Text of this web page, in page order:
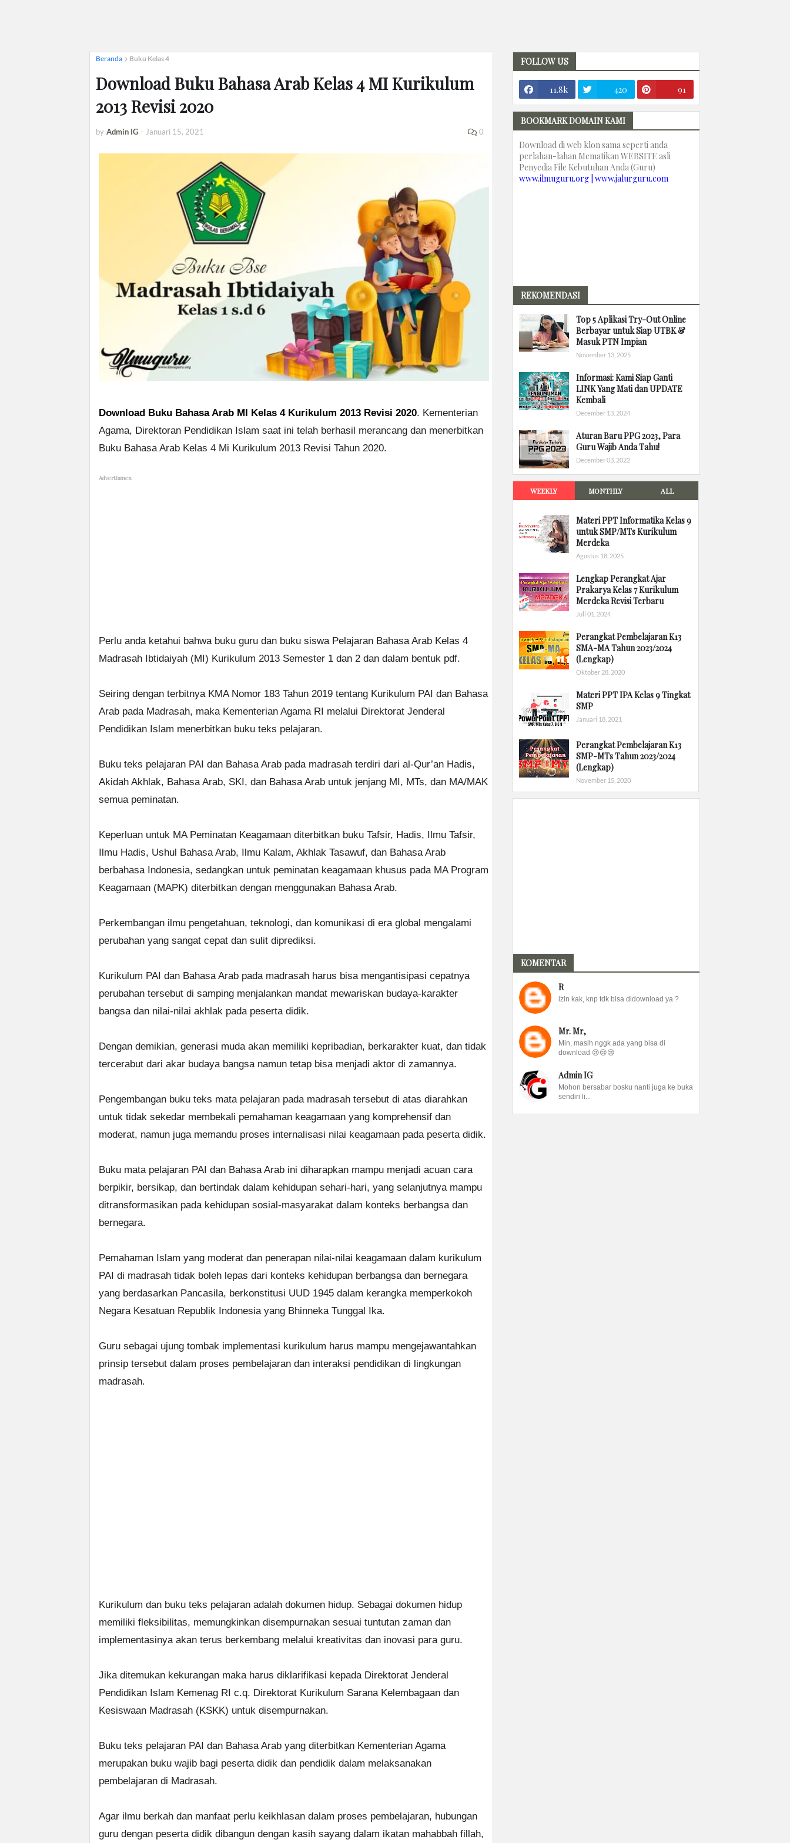
Beranda Buku Kelas 4
Download Buku Bahasa Arab Kelas 4 MI Kurikulum
2013 Revisi 2020
by Admin IG - Januari 15, 2021 0
Download Buku Bahasa Arab MI Kelas 4 Kurikulum 2013 Revisi 2020. Kementerian
Agama, Direktoran Pendidikan Islam saat ini telah berhasil merancang dan menerbitkan
Buku Bahasa Arab Kelas 4 Mi Kurikulum 2013 Revisi Tahun 2020.
Advertismen
Perlu anda ketahui bahwa buku guru dan buku siswa Pelajaran Bahasa Arab Kelas 4
Madrasah Ibtidaiyah (MI) Kurikulum 2013 Semester 1 dan 2 dan dalam bentuk pdf.
Seiring dengan terbitnya KMA Nomor 183 Tahun 2019 tentang Kurikulum PAI dan Bahasa
Arab pada Madrasah, maka Kementerian Agama RI melalui Direktorat Jenderal
Pendidikan Islam menerbitkan buku teks pelajaran.
Buku teks pelajaran PAI dan Bahasa Arab pada madrasah terdiri dari al-Qur’an Hadis,
Akidah Akhlak, Bahasa Arab, SKI, dan Bahasa Arab untuk jenjang MI, MTs, dan MA/MAK
semua peminatan.
Keperluan untuk MA Peminatan Keagamaan diterbitkan buku Tafsir, Hadis, Ilmu Tafsir,
Ilmu Hadis, Ushul Bahasa Arab, Ilmu Kalam, Akhlak Tasawuf, dan Bahasa Arab
berbahasa Indonesia, sedangkan untuk peminatan keagamaan khusus pada MA Program
Keagamaan (MAPK) diterbitkan dengan menggunakan Bahasa Arab.
Perkembangan ilmu pengetahuan, teknologi, dan komunikasi di era global mengalami
perubahan yang sangat cepat dan sulit diprediksi.
Kurikulum PAI dan Bahasa Arab pada madrasah harus bisa mengantisipasi cepatnya
perubahan tersebut di samping menjalankan mandat mewariskan budaya-karakter
bangsa dan nilai-nilai akhlak pada peserta didik.
Dengan demikian, generasi muda akan memiliki kepribadian, berkarakter kuat, dan tidak
tercerabut dari akar budaya bangsa namun tetap bisa menjadi aktor di zamannya.
Pengembangan buku teks mata pelajaran pada madrasah tersebut di atas diarahkan
untuk tidak sekedar membekali pemahaman keagamaan yang komprehensif dan
moderat, namun juga memandu proses internalisasi nilai keagamaan pada peserta didik.
Buku mata pelajaran PAI dan Bahasa Arab ini diharapkan mampu menjadi acuan cara
berpikir, bersikap, dan bertindak dalam kehidupan sehari-hari, yang selanjutnya mampu
ditransformasikan pada kehidupan sosial-masyarakat dalam konteks berbangsa dan
bernegara.
Pemahaman Islam yang moderat dan penerapan nilai-nilai keagamaan dalam kurikulum
PAI di madrasah tidak boleh lepas dari konteks kehidupan berbangsa dan bernegara
yang berdasarkan Pancasila, berkonstitusi UUD 1945 dalam kerangka memperkokoh
Negara Kesatuan Republik Indonesia yang Bhinneka Tunggal Ika.
Guru sebagai ujung tombak implementasi kurikulum harus mampu mengejawantahkan
prinsip tersebut dalam proses pembelajaran dan interaksi pendidikan di lingkungan
madrasah.
Kurikulum dan buku teks pelajaran adalah dokumen hidup. Sebagai dokumen hidup
memiliki fleksibilitas, memungkinkan disempurnakan sesuai tuntutan zaman dan
implementasinya akan terus berkembang melalui kreativitas dan inovasi para guru.
Jika ditemukan kekurangan maka harus diklarifikasi kepada Direktorat Jenderal
Pendidikan Islam Kemenag RI c.q. Direktorat Kurikulum Sarana Kelembagaan dan
Kesiswaan Madrasah (KSKK) untuk disempurnakan.
Buku teks pelajaran PAI dan Bahasa Arab yang diterbitkan Kementerian Agama
merupakan buku wajib bagi peserta didik dan pendidik dalam melaksanakan
pembelajaran di Madrasah.
Agar ilmu berkah dan manfaat perlu keikhlasan dalam proses pembelajaran, hubungan
guru dengan peserta didik dibangun dengan kasih sayang dalam ikatan mahabbah fillah,
FOLLOW US
11.8k 420 91
BOOKMARK DOMAIN KAMI
Download di web klon sama seperti anda
perlahan-lahan Mematikan WEBSITE asli
Penyedia File Kebutuhan Anda (Guru)
www.ilmuguru.org | www.jalurguru.com
REKOMENDASI
Top 5 Aplikasi Try-Out Online
Berbayar untuk Siap UTBK &
Masuk PTN Impian
November 13, 2025
Informasi: Kami Siap Ganti
LINK Yang Mati dan UPDATE
Kembali
December 13, 2024
Aturan Baru PPG 2023, Para
Guru Wajib Anda Tahu!
December 03, 2022
WEEKLY MONTHLY ALL
Materi PPT Informatika Kelas 9
untuk SMP/MTs Kurikulum
Merdeka
Agustus 18, 2025
Lengkap Perangkat Ajar
Prakarya Kelas 7 Kurikulum
Merdeka Revisi Terbaru
Juli 01, 2024
Perangkat Pembelajaran K13
SMA-MA Tahun 2023/2024
(Lengkap)
Oktober 28, 2020
Materi PPT IPA Kelas 9 Tingkat
SMP
Januari 18, 2021
Perangkat Pembelajaran K13
SMP-MTs Tahun 2023/2024
(Lengkap)
November 15, 2020
KOMENTAR
R
izin kak, knp tdk bisa didownload ya ?
Mr. Mr,
Min, masih nggk ada yang bisa di
download 😢😢😢
Admin IG
Mohon bersabar bosku nanti juga ke buka
sendiri li...